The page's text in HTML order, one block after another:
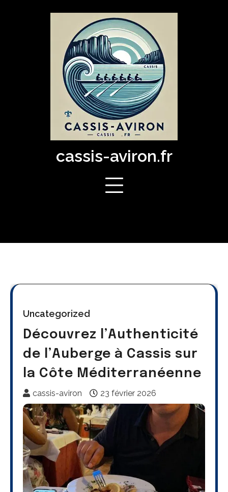
cassis-aviron.fr
Uncategorized
Découvrez l’Authenticité
de l’Auberge à Cassis sur
la Côte Méditerranéenne
cassis-aviron 23 février 2026